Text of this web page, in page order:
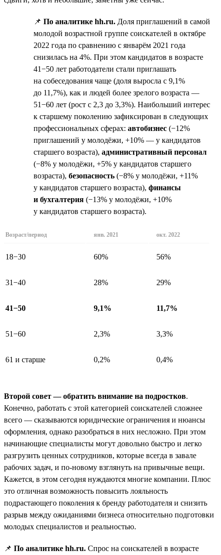
📌 По аналитике hh.ru. Доля приглашений в самой
молодой возрастной группе соискателей в октябре
2022 года по сравнению с январём 2021 года
снизилась на 4%. При этом кандидатов в возрасте
41−50 лет работодатели стали приглашать
на собеседования чаще (доля выросла с 9,1%
до 11,7%), как и людей более зрелого возраста —
51−60 лет (рост с 2,3 до 3,3%). Наибольший интерес
к старшему поколению зафиксирован в следующих
профессиональных сферах: автобизнес (−12%
приглашений у молодёжи, +10% — у кандидатов
старшего возраста), административный персонал
(−8% у молодёжи, +5% у кандидатов старшего
возраста), безопасность (−8% у молодёжи, +11%
у кандидатов старшего возраста), финансы
и бухгалтерия (−13% у молодёжи, +10%
у кандидатов старшего возраста).
Возраст/период янв. 2021 окт. 2022
18−30 60% 56%
31−40 28% 29%
41−50 9,1% 11,7%
51−60 2,3% 3,3%
61 и старше 0,2% 0,4%
Второй совет — обратить внимание на подростков.
Конечно, работать с этой категорией соискателей сложнее
всего — сказываются юридические ограничения и нюансы
оформления, однако разобраться в них несложно. При этом
начинающие специалисты могут довольно быстро и легко
разгрузить ценных сотрудников, которые всегда в завале
рабочих задач, и по-новому взглянуть на привычные вещи.
Кажется, в этом сегодня нуждаются многие компании. Плюс
это отличная возможность повысить лояльность
подрастающего поколения к бренду работодателя и снизить
разрыв между ожиданиями бизнеса относительно подготовки
молодых специалистов и реальностью.
📌 По аналитике hh.ru. Спрос на соискателей в возрасте